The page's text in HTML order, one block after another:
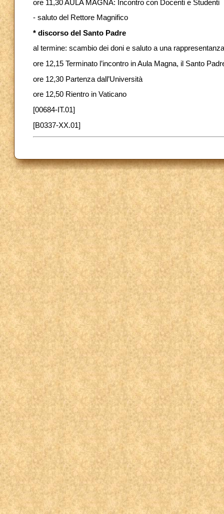
ore 11,30 AULA MAGNA: Incontro con Docenti e Studenti
- saluto del Rettore Magnifico
* discorso del Santo Padre
al termine: scambio dei doni e saluto a una
ore 12,15 Terminato l’incontro in Aula Magna, il Santo
ore 12,30 Partenza dall’Università
ore 12,50 Rientro in Vaticano
[00684-IT.01]
[B0337-XX.01]